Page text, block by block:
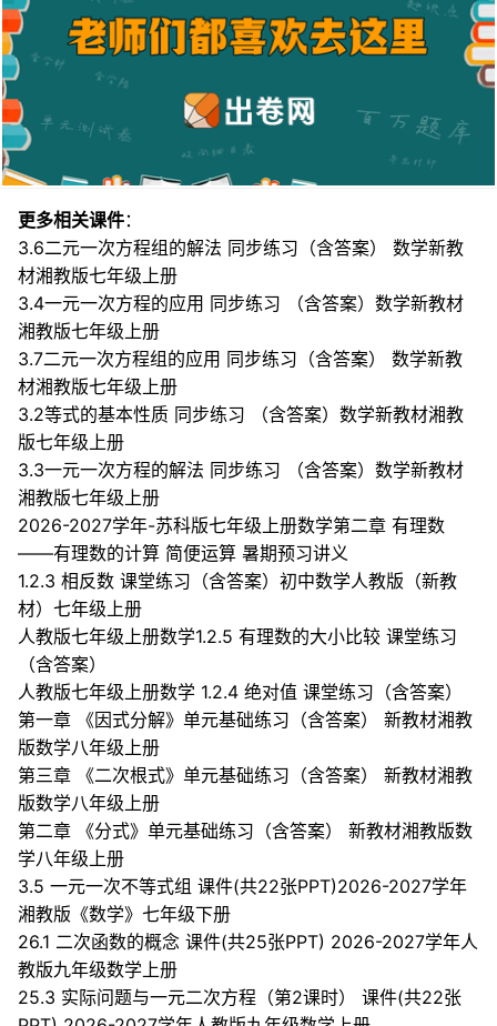
更多相关课件：
3.6二元一次方程组的解法 同步练习（含答案） 数学新教
材湘教版七年级上册
3.4一元一次方程的应用 同步练习 （含答案）数学新教材
湘教版七年级上册
3.7二元一次方程组的应用 同步练习（含答案） 数学新教
材湘教版七年级上册
3.2等式的基本性质 同步练习 （含答案）数学新教材湘教
版七年级上册
3.3一元一次方程的解法 同步练习 （含答案）数学新教材
湘教版七年级上册
2026-2027学年-苏科版七年级上册数学第二章 有理数
——有理数的计算 简便运算 暑期预习讲义
1.2.3 相反数 课堂练习（含答案）初中数学人教版（新教
材）七年级上册
人教版七年级上册数学1.2.5 有理数的大小比较 课堂练习
（含答案）
人教版七年级上册数学 1.2.4 绝对值 课堂练习（含答案）
第一章 《因式分解》单元基础练习（含答案） 新教材湘教
版数学八年级上册
第三章 《二次根式》单元基础练习（含答案） 新教材湘教
版数学八年级上册
第二章 《分式》单元基础练习（含答案） 新教材湘教版数
学八年级上册
3.5 一元一次不等式组 课件(共22张PPT)2026-2027学年
湘教版《数学》七年级下册
26.1 二次函数的概念 课件(共25张PPT) 2026-2027学年人
教版九年级数学上册
25.3 实际问题与一元二次方程（第2课时） 课件(共22张